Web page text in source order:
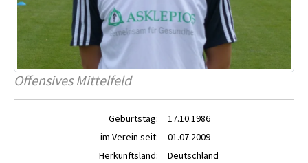
Offensives Mittelfeld
Geburtstag:
17.10.1986
im Verein seit:
01.07.2009
Herkunftsland:
Deutschland